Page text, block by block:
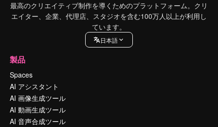
最高のクリエイティブ制作を導くためのプラットフォーム。クリ
エイター、企業、代理店、スタジオを含む100万人以上が利用し
ています。
日本語
製品
Spaces
AI アシスタント
AI 画像生成ツール
AI 動画生成ツール
AI 音声合成ツール